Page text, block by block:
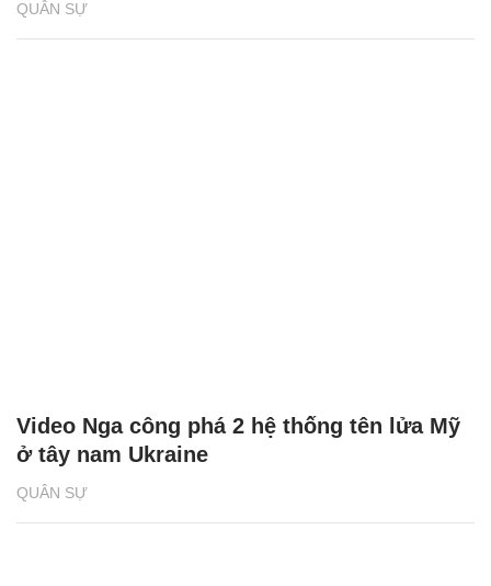
QUÂN SỰ
QUÂN SỰ
Video Nga công phá 2 hệ thống tên lửa Mỹ
ở tây nam Ukraine